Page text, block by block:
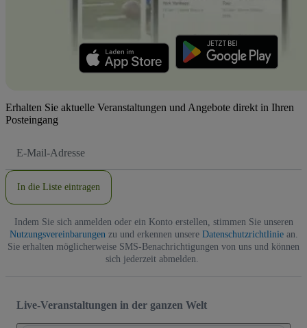
Erhalten Sie aktuelle Veranstaltungen und Angebote direkt in Ihren
Posteingang
Mail-
In die Liste eintragen
Indem Sie sich anmelden oder ein Konto erstellen, stimmen Sie unseren
Nutzungsvereinbarungen zu und erkennen unsere Datenschutzrichtliniean.
Sie erhalten möglicherweise SMS-Benachrichtigungen von uns und können
sich jederzeit abmelden.
Live-Veranstaltungen in der ganzen Welt